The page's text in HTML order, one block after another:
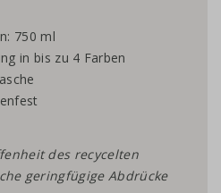
750 ml
in bis zu 4 Farben
des recycelten
geringfügige Abdrücke